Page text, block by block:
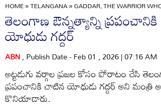
HOME»TELANGANA»GADDAR, THE WARRIOR
తెలంగాణ ఔన్నత్యాన్ని
యోధుడు గద్దర్‌
ABN, Publish Date - Feb 01 , 2026 | 07:16 AM
అట్టడుగు వర్గాల ప్రజల కోసం పోరాటం చేసి
ప్రపంచానికి చాటిన యోధుడు గద్దర్‌ అని మంత్రి
కొనియాడారు.